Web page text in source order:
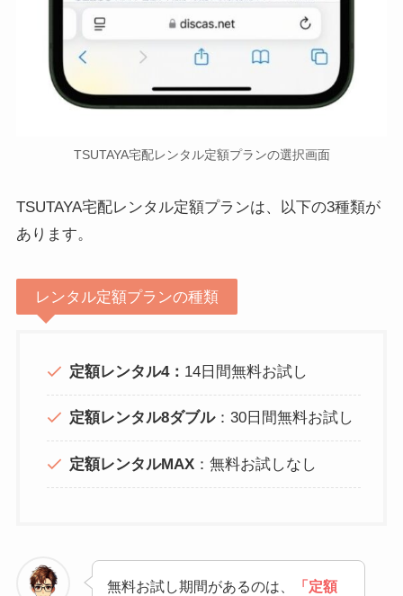
TSUTAYA宅配レンタル定額プランの選択画面
TSUTAYA宅配レンタル定額プランは、以下の3種類が
あります。
レンタル定額プランの種類
定額レンタル4： 14日間無料お試し
定額レンタル8ダブル：30日間無料お試し
定額レンタルMAX ：無料お試しなし
無料お試し期間があるのは、
「定額